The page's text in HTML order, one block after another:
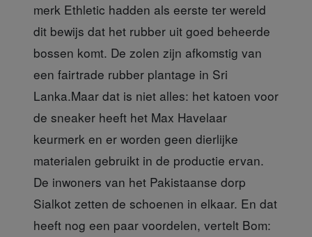
merk Ethletic hadden als eerste ter wereld
dit bewijs dat het rubber uit goed beheerde
bossen komt. De zolen zijn afkomstig van
een fairtrade rubber plantage in Sri
Lanka.Maar dat is niet alles: het katoen voor
de sneaker heeft het Max Havelaar
keurmerk en er worden geen dierlijke
materialen gebruikt in de productie ervan.
De inwoners van het Pakistaanse dorp
Sialkot zetten de schoenen in elkaar. En dat
heeft nog een paar voordelen, vertelt Bom: